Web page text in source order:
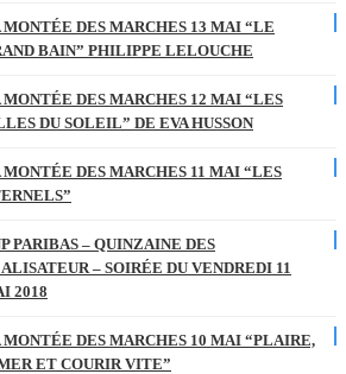
MONTÉE DES MARCHES 13 MAI “LE
BAIN” PHILIPPE LELOUCHE
MONTÉE DES MARCHES 12 MAI “LES
DU SOLEIL” DE EVA HUSSON
MONTÉE DES MARCHES 11 MAI “LES
PARIBAS – QUINZAINE DES
– SOIRÉE DU VENDREDI 11
2018
MONTÉE DES MARCHES 10 MAI “PLAIRE,
ET COURIR VITE”